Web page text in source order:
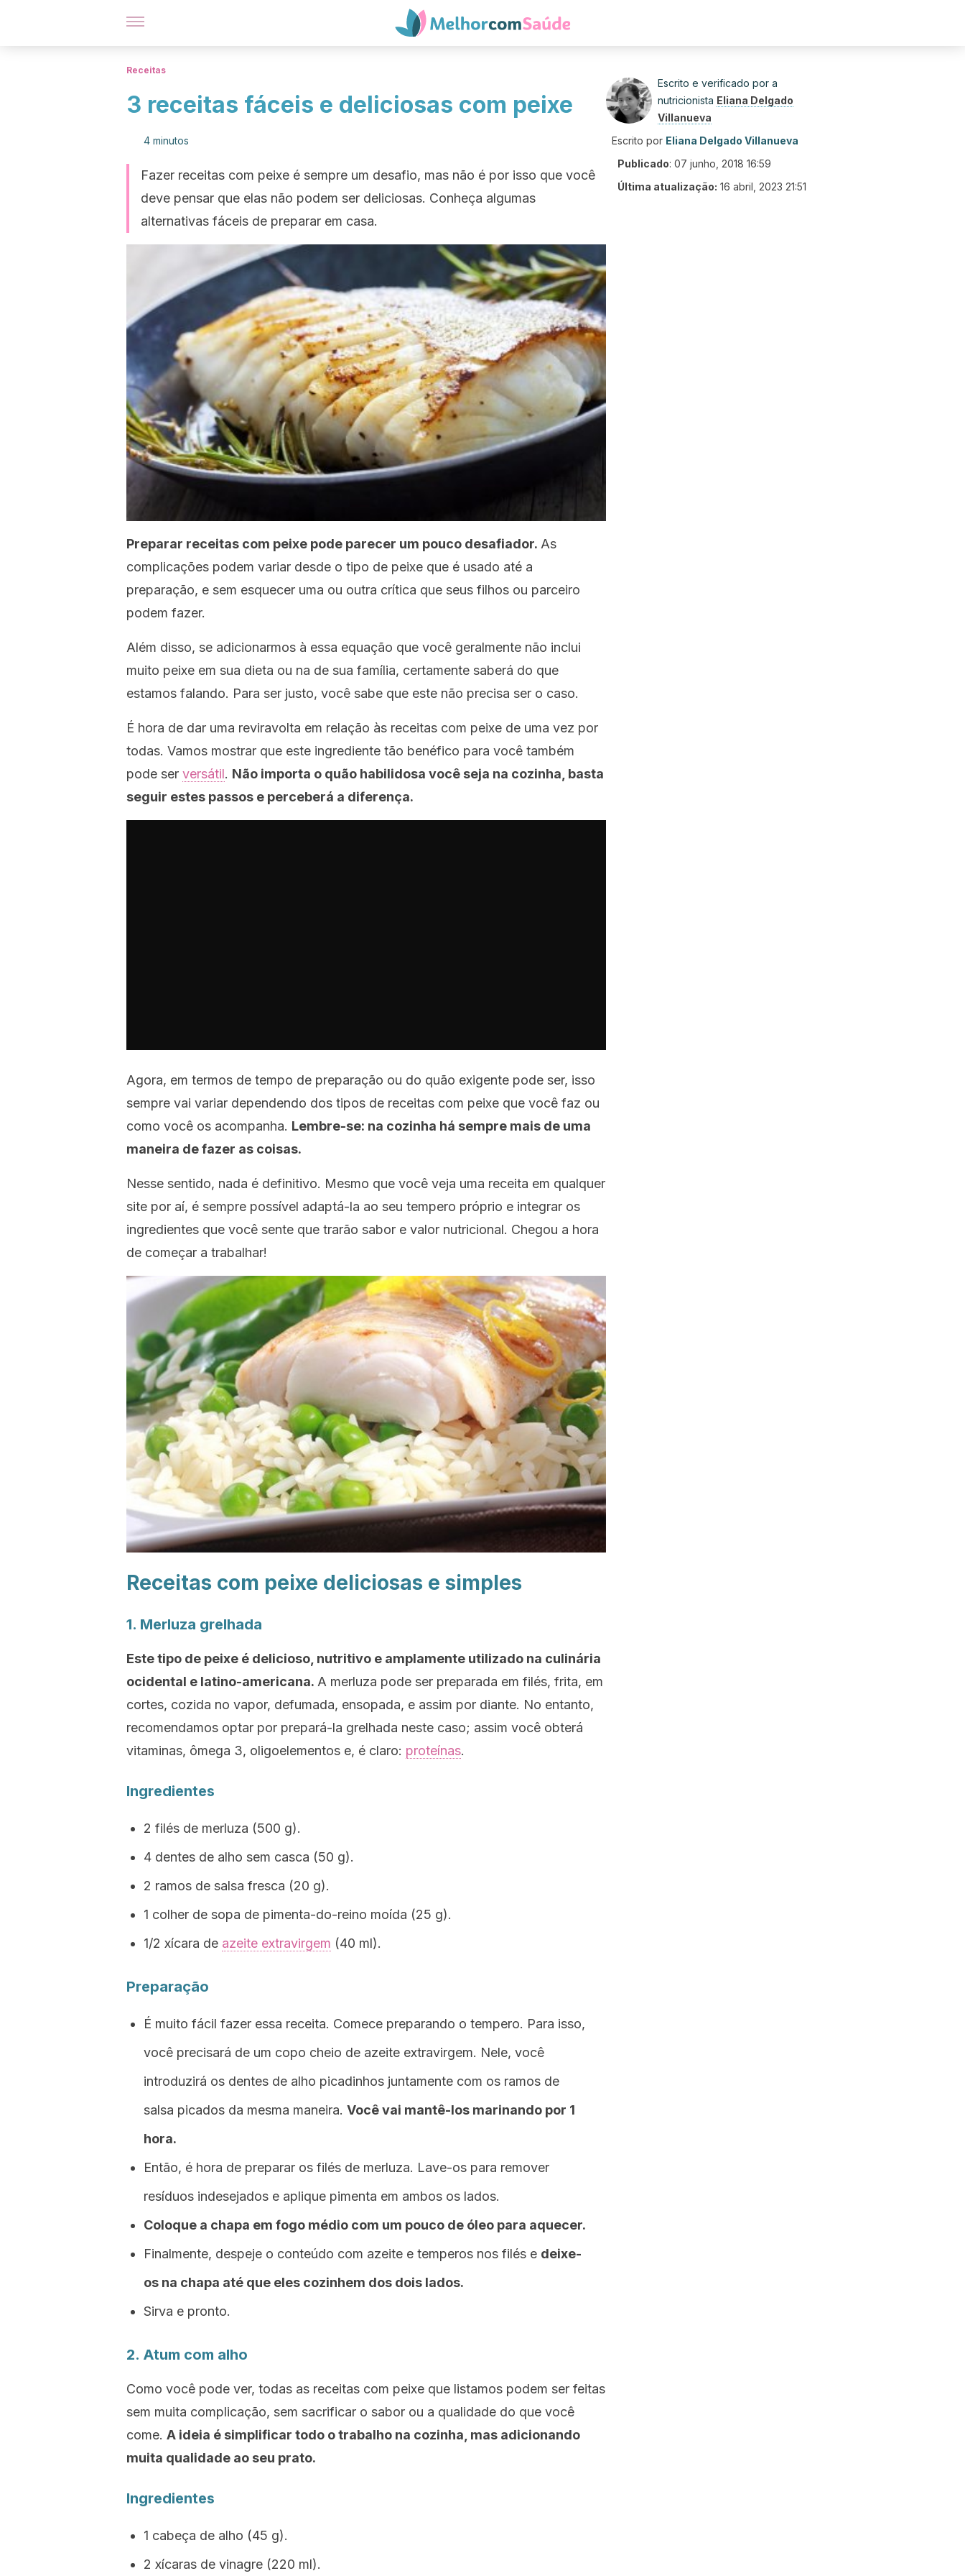
Receitas
3 receitas fáceis e deliciosas com peixe
4 minutos
Fazer receitas com peixe é sempre um desafio, mas não é por isso que você
deve pensar que elas não podem ser deliciosas. Conheça algumas
alternativas fáceis de preparar em casa.
Preparar receitas com peixe pode parecer um pouco desafiador. As
complicações podem variar desde o tipo de peixe que é usado até a
preparação, e sem esquecer uma ou outra crítica que seus filhos ou parceiro
podem fazer.
Além disso, se adicionarmos à essa equação que você geralmente não inclui
muito peixe em sua dieta ou na de sua família, certamente saberá do que
estamos falando. Para ser justo, você sabe que este não precisa ser o caso.
É hora de dar uma reviravolta em relação às receitas com peixe de uma vez por
todas. Vamos mostrar que este ingrediente tão benéfico para você também
pode ser versátil. Não importa o quão habilidosa você seja na cozinha, basta
seguir estes passos e perceberá a diferença.
Agora, em termos de tempo de preparação ou do quão exigente pode ser, isso
sempre vai variar dependendo dos tipos de receitas com peixe que você faz ou
como você os acompanha. Lembre-se: na cozinha há sempre mais de uma
maneira de fazer as coisas.
Nesse sentido, nada é definitivo. Mesmo que você veja uma receita em qualquer
site por aí, é sempre possível adaptá-la ao seu tempero próprio e integrar os
ingredientes que você sente que trarão sabor e valor nutricional. Chegou a hora
de começar a trabalhar!
Receitas com peixe deliciosas e simples
1. Merluza grelhada
Este tipo de peixe é delicioso, nutritivo e amplamente utilizado na culinária
ocidental e latino-americana. A merluza pode ser preparada em filés, frita, em
cortes, cozida no vapor, defumada, ensopada, e assim por diante. No entanto,
recomendamos optar por prepará-la grelhada neste caso; assim você obterá
vitaminas, ômega 3, oligoelementos e, é claro: proteínas.
Ingredientes
2 filés de merluza (500 g).
4 dentes de alho sem casca (50 g).
2 ramos de salsa fresca (20 g).
1 colher de sopa de pimenta-do-reino moída (25 g).
1/2 xícara de azeite extravirgem (40 ml).
Preparação
É muito fácil fazer essa receita. Comece preparando o tempero. Para isso,
você precisará de um copo cheio de azeite extravirgem. Nele, você
introduzirá os dentes de alho picadinhos juntamente com os ramos de
salsa picados da mesma maneira. Você vai mantê-los marinando por 1
hora.
Então, é hora de preparar os filés de merluza. Lave-os para remover
resíduos indesejados e aplique pimenta em ambos os lados.
Coloque a chapa em fogo médio com um pouco de óleo para aquecer.
Finalmente, despeje o conteúdo com azeite e temperos nos filés e deixe-
os na chapa até que eles cozinhem dos dois lados.
Sirva e pronto.
2. Atum com alho
Como você pode ver, todas as receitas com peixe que listamos podem ser feitas
sem muita complicação, sem sacrificar o sabor ou a qualidade do que você
come. A ideia é simplificar todo o trabalho na cozinha, mas adicionando
muita qualidade ao seu prato.
Ingredientes
1 cabeça de alho (45 g).
2 xícaras de vinagre (220 ml).
Escrito e verificado por a
nutricionista Eliana Delgado
Villanueva
Escrito por Eliana Delgado Villanueva
Publicado: 07 junho, 2018 16:59
Última atualização: 16 abril, 2023 21:51